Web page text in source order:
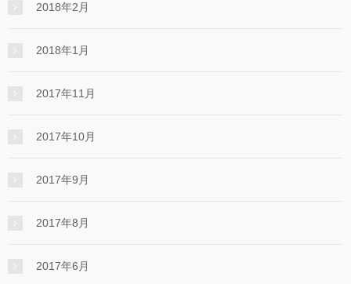
2018年2月
2018年1月
2017年11月
2017年10月
2017年9月
2017年8月
2017年6月